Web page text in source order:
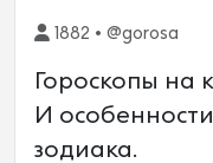
1882 • @gorosa
Гороскопы на
И
зодиака.